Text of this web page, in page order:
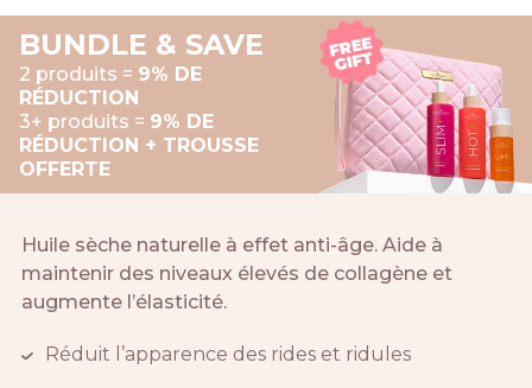
BUNDLE & SAVE
2 produits = 9% DE
RÉDUCTION
3+ produits = 9% DE
RÉDUCTION + TROUSSE
OFFERTE
Huile sèche naturelle à effet anti-âge. Aide à
maintenir des niveaux élevés de collagène et
augmente l’élasticité.
Réduit l’apparence des rides et ridules